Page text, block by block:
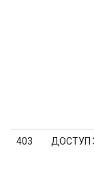
403 ДОСТУП